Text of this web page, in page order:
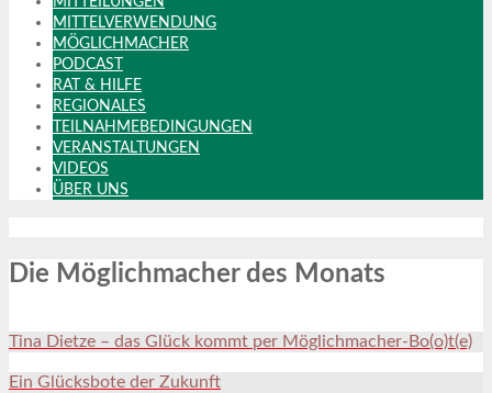
MITTELVERWENDUNG
MÖGLICHMACHER
PODCAST
RAT & HILFE
REGIONALES
TEILNAHMEBEDINGUNGEN
VERANSTALTUNGEN
VIDEOS
ÜBER UNS
Die Möglichmacher des Monats
Tina Dietze – das Glück kommt per Möglichmacher-Bo(o)t(e)
Ein Glücksbote der Zukunft